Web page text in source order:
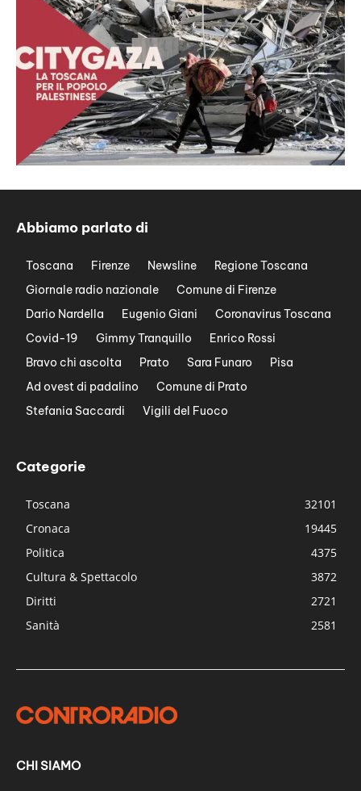
Abbiamo parlato di
Toscana Firenze Newsline
Regione Toscana
Giornale radio nazionale
Comune di Firenze
Dario Nardella
Eugenio Giani
Coronavirus Toscana
Covid-19
Gimmy Tranquillo
Enrico Rossi
Bravo chi ascolta
Prato Sara Funaro
Pisa
Ad ovest di padalino
Comune di Prato
Stefania Saccardi
Vigili del Fuoco
Categorie
Toscana
32101
Cronaca
19445
Politica
4375
Cultura & Spettacolo
3872
Diritti
2721
Sanità
2581
CHI SIAMO